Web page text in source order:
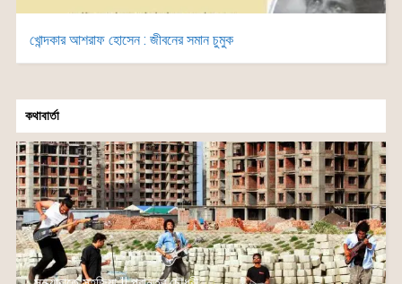
খোন্দকার আশরাফ হোসেন : জীবনের সমান চুমুক
কথাবার্তা